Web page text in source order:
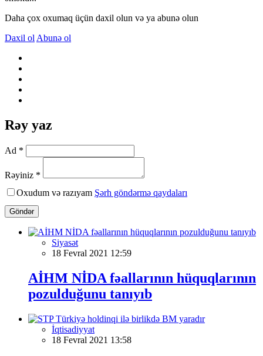
Daha çox oxumaq üçün daxil olun və ya abunə olun
Daxil ol Abunə ol
Rəy yaz
Ad *
Rəyiniz *
Oxudum və razıyam Şərh göndərmə qaydaları
Göndər
Siyasət
18 Fevral 2021 12:59
AİHM NİDA fəallarının hüquqlarının
pozulduğunu tanıyıb
İqtisadiyyat
18 Fevral 2021 13:58